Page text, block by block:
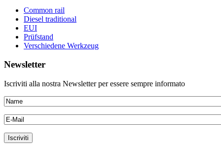
Common rail
Diesel traditional
EUI
Prüfstand
Verschiedene Werkzeug
Newsletter
Iscriviti alla nostra Newsletter per essere sempre informato